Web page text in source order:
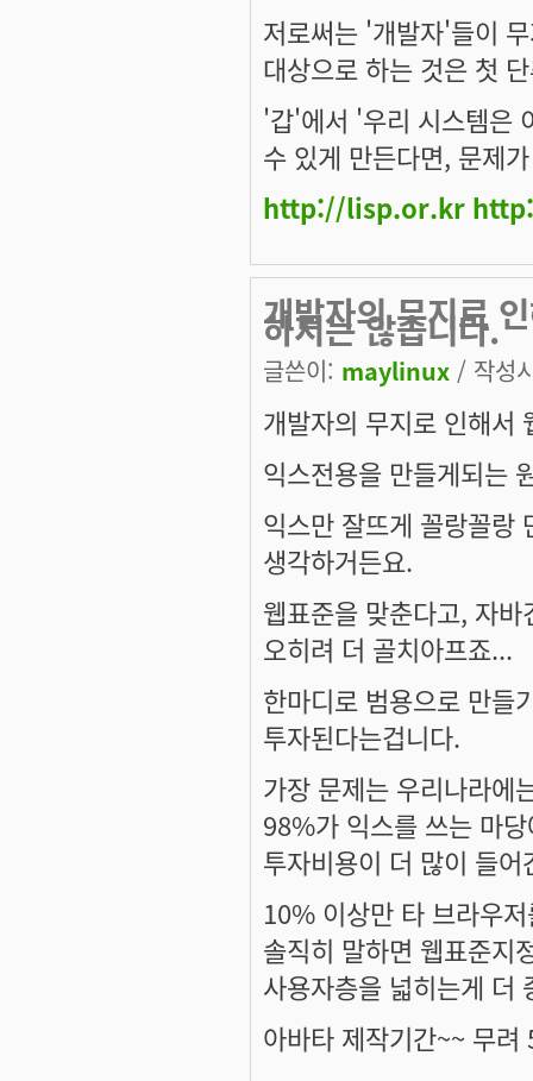
저로써는 '개발자'들이
대상으로 하는 것은 첫
'갑'에서 '우리 시스템은
수 있게 만든다면, 문제
http://lisp.or.kr
개발자의 무지로
하지는 않습니다.
글쓴이: maylinux / 작성
개발자의 무지로 인해서
익스전용을 만들게되는
익스만 잘뜨게 꼴랑꼴랑
생각하거든요.
웹표준을 맞춘다고, 자
오히려 더 골치아프죠...
한마디로 범용으로 만들
투자된다는겁니다.
가장 문제는 우리나라에
98%가 익스를 쓰는 마
투자비용이 더 많이 들
10% 이상만 타 브라우
솔직히 말하면 웹표준지
사용자층을 넓히는게 더
아바타 제작기간~~ 무